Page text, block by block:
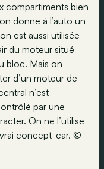
compartiments bien
donne à l’auto un
est aussi utilisée
du moteur situé
bloc. Mais on
d’un moteur de
n’est
par une
On ne l’utilise
concept-car. ©